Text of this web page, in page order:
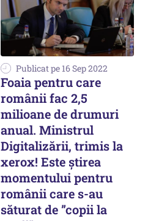
Publicat pe 16 Sep 2022
Foaia pentru care
românii fac 2,5
milioane de drumuri
anual. Ministrul
Digitalizării, trimis la
xerox! Este știrea
momentului pentru
românii care s-au
săturat de ”copii la